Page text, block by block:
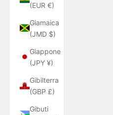
(EUR €)
Giamaica
(JMD $)
Giappone
(JPY ¥)
Gibilterra
(GBP £)
Gibuti